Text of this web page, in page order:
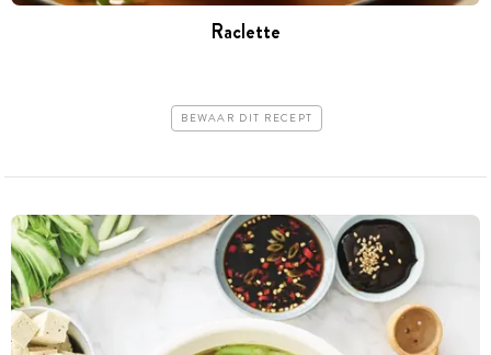
Raclette
BEWAAR DIT RECEPT